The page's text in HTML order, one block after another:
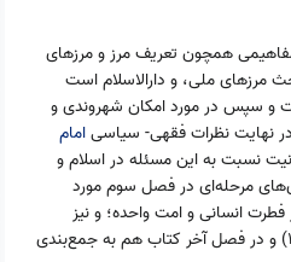
همچون تعریف مرز و مرزهای
ملی، و دارالاسلام است
سنت و سپس در مورد امکان شهروندی و
در نهایت نظرات فقهی- سیاسیامام
عقلانیت نسبت به این مسئله در اسلام و
مرحله‌ای در فصل سوم مورد
حول محور فطرت انسانی و امت واحده؛ و نیز
تفاوت نظریه قرارداد اجتماعی و اسلام سخن به میان آمده (ص۱۴۳-۱۴۸) و در فصل آخر کتاب هم به جمع‌بندی